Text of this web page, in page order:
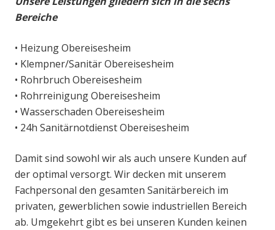
Bereiche
• Heizung Obereisesheim
• Klempner/Sanitär Obereisesheim
• Rohrbruch Obereisesheim
• Rohrreinigung Obereisesheim
• Wasserschaden Obereisesheim
• 24h Sanitärnotdienst Obereisesheim
Damit sind sowohl wir als auch unsere Kunden auf
der optimal versorgt. Wir decken mit unserem
Fachpersonal den gesamten Sanitärbereich im
privaten, gewerblichen sowie industriellen Bereich
ab. Umgekehrt gibt es bei unseren Kunden keinen